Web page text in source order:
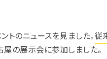
トのニュースを見ました。従
の展示会に参加しました。